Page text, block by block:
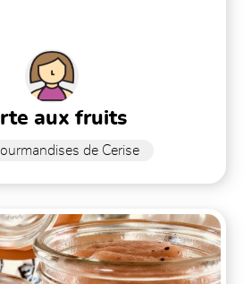
aux fruits
de Cerise